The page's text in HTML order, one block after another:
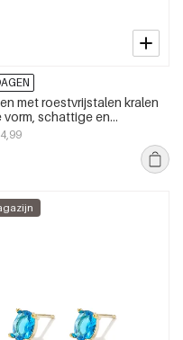
met roestvrijstalen kralen
vorm, schattige en
serie voor dagelijks
damessieraden